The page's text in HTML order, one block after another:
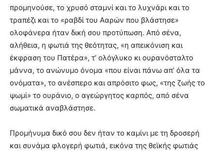
προμηνούσε, το χρυσό σταμνί και το λυχνάρι και το
τραπέζι και το «ραβδί του Ααρών που βλάστησε»
ολοφάνερα ήταν δική σου προτύπωση. Από σένα,
αλήθεια, η φωτιά της θεότητας, «η απεικόνιση και
έκφραση του Πατέρα», τ’ ολόγλυκο κι ουρανόσταλτο
μάννα, το ανώνυμο όνομα «που είναι πάνω απ’ όλα τα
ονόματα», το ανέσπερο και απρόσιτο φως, «της ζωής το
ψωμί» το ουράνιο, ο αγεώργητος καρπός, από σένα
σωματικά αναβλάστησε.
Προμήνυμα δικό σου δεν ήταν το καμίνι με τη δροσερή
και συνάμα φλογερή φωτιά, εικόνα της θεϊκής φωτιάς